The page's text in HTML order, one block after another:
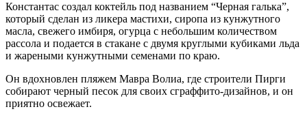
Константас создал коктейль под названием “Черная галька”,
который сделан из ликера мастихи, сиропа из кунжутного
масла, свежего имбиря, огурца с небольшим количеством
рассола и подается в стакане с двумя круглыми кубиками льда
и жареными кунжутными семенами по краю.
Он вдохновлен пляжем Мавра Волиа, где строители Пирги
собирают черный песок для своих сграффито-дизайнов, и он
приятно освежает.